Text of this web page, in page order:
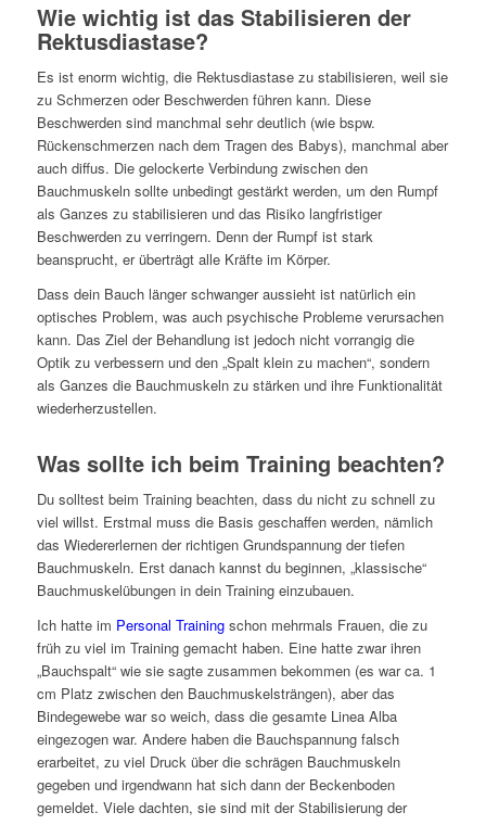
Wie wichtig ist das Stabilisieren der
Rektusdiastase?
Es ist enorm wichtig, die Rektusdiastase zu stabilisieren, weil sie
zu Schmerzen oder Beschwerden führen kann. Diese
Beschwerden sind manchmal sehr deutlich (wie bspw.
Rückenschmerzen nach dem Tragen des Babys), manchmal aber
auch diffus. Die gelockerte Verbindung zwischen den
Bauchmuskeln sollte unbedingt gestärkt werden, um den Rumpf
als Ganzes zu stabilisieren und das Risiko langfristiger
Beschwerden zu verringern. Denn der Rumpf ist stark
beansprucht, er überträgt alle Kräfte im Körper.
Dass dein Bauch länger schwanger aussieht ist natürlich ein
optisches Problem, was auch psychische Probleme verursachen
kann. Das Ziel der Behandlung ist jedoch nicht vorrangig die
Optik zu verbessern und den „Spalt klein zu machen“, sondern
als Ganzes die Bauchmuskeln zu stärken und ihre Funktionalität
wiederherzustellen.
Was sollte ich beim Training beachten?
Du solltest beim Training beachten, dass du nicht zu schnell zu
viel willst. Erstmal muss die Basis geschaffen werden, nämlich
das Wiedererlernen der richtigen Grundspannung der tiefen
Bauchmuskeln. Erst danach kannst du beginnen, „klassische“
Bauchmuskelübungen in dein Training einzubauen.
Ich hatte im Personal Trainingschon mehrmals Frauen, die zu
früh zu viel im Training gemacht haben. Eine hatte zwar ihren
„Bauchspalt“ wie sie sagte zusammen bekommen (es war ca. 1
cm Platz zwischen den Bauchmuskelsträngen), aber das
Bindegewebe war so weich, dass die gesamte Linea Alba
eingezogen war. Andere haben die Bauchspannung falsch
erarbeitet, zu viel Druck über die schrägen Bauchmuskeln
gegeben und irgendwann hat sich dann der Beckenboden
gemeldet. Viele dachten, sie sind mit der Stabilisierung der